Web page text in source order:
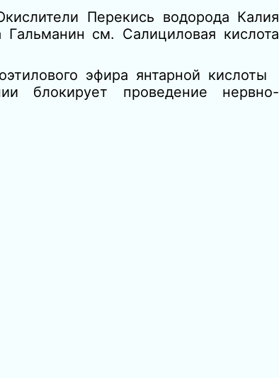
Перекись водорода Калия
см. Салициловая кислота
эфира янтарной кислоты
блокирует проведение нервно-